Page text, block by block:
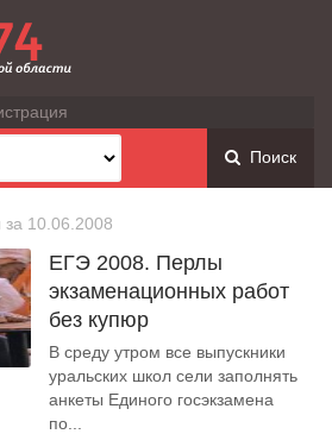
Поиск
10.06.2008
ЕГЭ 2008. Перлы
экзаменационных работ
без купюр
В среду утром все выпускники
уральских школ сели заполнять
анкеты Единого госэкзамена
по...